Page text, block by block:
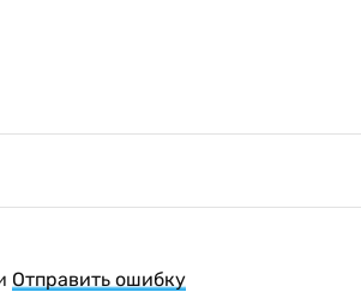
Отправить ошибку